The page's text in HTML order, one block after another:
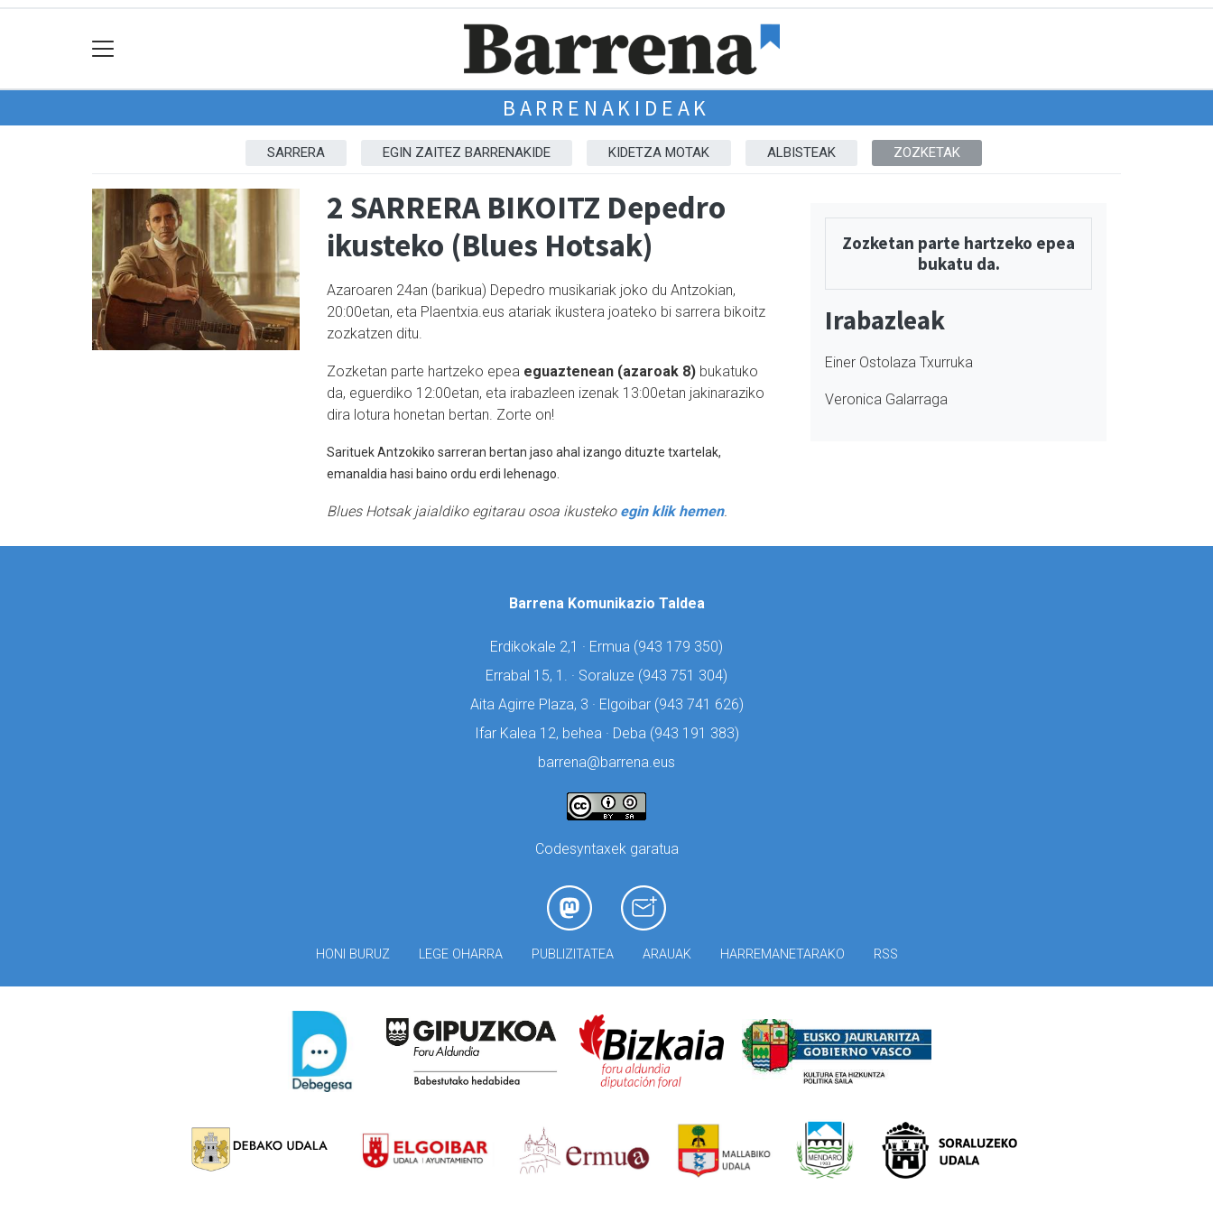
BARRENAKIDEAK
SARRERA EGIN ZAITEZ BARRENAKIDE KIDETZA MOTAK ALBISTEAK ZOZKETAK
2 SARRERA BIKOITZ Depedro
ikusteko (Blues Hotsak)
Azaroaren 24an (barikua) Depedro musikariak joko du Antzokian,
20:00etan, eta P laentxia.eus atariak ikustera joateko bi sarrera bikoitz
zozkatzen ditu.
Zozketan parte hartzeko epea eguaztenean (azaroak 8)bukatuko
da, eguerdiko 12:00etan, eta irabazleen izenak 13:00etan jakinaraziko
dira lotura honetan bertan. Zorte on!
Sarituek Antzokiko sarreran bertan jaso ahal izango dituzte txartelak,
emanaldia hasi baino ordu erdi lehenago.
Blues Hotsak jaialdiko egitarau osoa ikusteko egin klik hemen.
Zozketan parte hartzeko epea
bukatu da.
Irabazleak
Einer Ostolaza Txurruka
Veronica Galarraga
Barrena Komunikazio Taldea
Erdikokale 2,1 · Ermua (943 179 350)
Errabal 15, 1. · Soraluze (943 751 304)
Aita Agirre Plaza, 3 · Elgoibar (943 741 626)
Ifar Kalea 12, behea · Deba (943 191 383)
barrena@barrena.eus
Codesyntaxek garatua
HONI BURUZ LEGE OHARRA PUBLIZITATEA ARAUAK HARREMANETARAKO RSS